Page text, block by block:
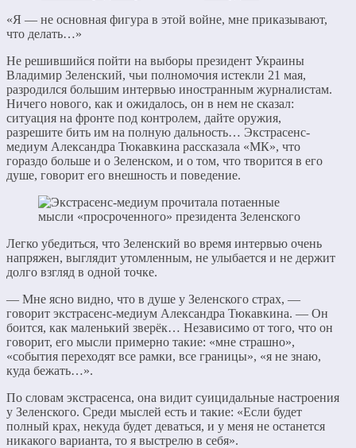
«Я — не основная фигура в этой войне, мне приказывают,
что делать…»
Не решившийся пойти на выборы президент Украины
Владимир Зеленский, чьи полномочия истекли 21 мая,
разродился большим интервью иностранным журналистам.
Ничего нового, как и ожидалось, он в нем не сказал:
ситуация на фронте под контролем, дайте оружия,
разрешите бить им на полную дальность… Экстрасенс-
медиум Александра Тюкавкина рассказала «МК», что
гораздо больше и о Зеленском, и о том, что творится в его
душе, говорит его внешность и поведение.
Легко убедиться, что Зеленский во время интервью очень
напряжен, выглядит утомленным, не улыбается и не держит
долго взгляд в одной точке.
— Мне ясно видно, что в душе у Зеленского страх, —
говорит экстрасенс-медиум Александра Тюкавкина. — Он
боится, как маленький зверёк… Независимо от того, что он
говорит, его мысли примерно такие: «мне страшно»,
«события переходят все рамки, все границы», «я не знаю,
куда бежать…».
По словам экстрасенса, она видит суицидальные настроения
у Зеленского. Среди мыслей есть и такие: «Если будет
полный крах, некуда будет деваться, и у меня не останется
никакого варианта, то я выстрелю в себя».